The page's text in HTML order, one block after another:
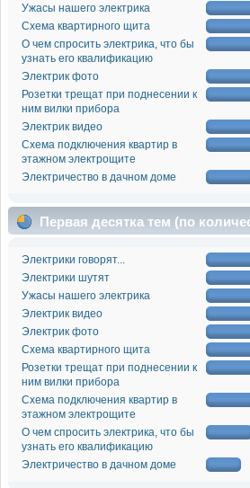
Ужасы нашего электрика
Схема квартирного щита
О чем спросить электрика, что бы
узнать его квалификацию
Электрик фото
Розетки трещат при поднесении к
ним вилки прибора
Электрик видео
Схема подключения квартир в
этажном электрощите
Электричество в дачном доме
Первая десятка тем (по
Электрики говорят...
Электрики шутят
Ужасы нашего электрика
Электрик видео
Электрик фото
Схема квартирного щита
Розетки трещат при поднесении к
ним вилки прибора
Схема подключения квартир в
этажном электрощите
О чем спросить электрика, что бы
узнать его квалификацию
Электричество в дачном доме